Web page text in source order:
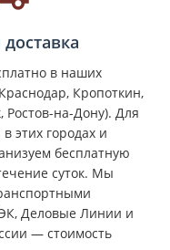
в наших
Кропоткин,
Ростов-на-Дону). Для
этих городах и
бесплатную
суток. Мы
Деловые Линии и
— стоимость